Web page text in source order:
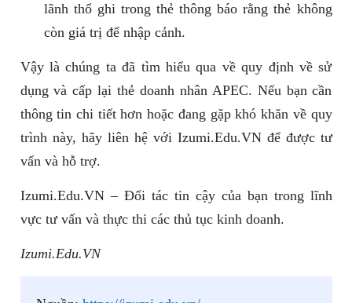
lãnh thổ ghi trong thẻ thông báo rằng thẻ không
còn giá trị để nhập cảnh.
Vậy là chúng ta đã tìm hiểu qua về quy định về sử
dụng và cấp lại thẻ doanh nhân APEC. Nếu bạn cần
thông tin chi tiết hơn hoặc đang gặp khó khăn về quy
trình này, hãy liên hệ với Izumi.Edu.VN để được tư
vấn và hỗ trợ.
Izumi.Edu.VN – Đối tác tin cậy của bạn trong lĩnh
vực tư vấn và thực thi các thủ tục kinh doanh.
Izumi.Edu.VN